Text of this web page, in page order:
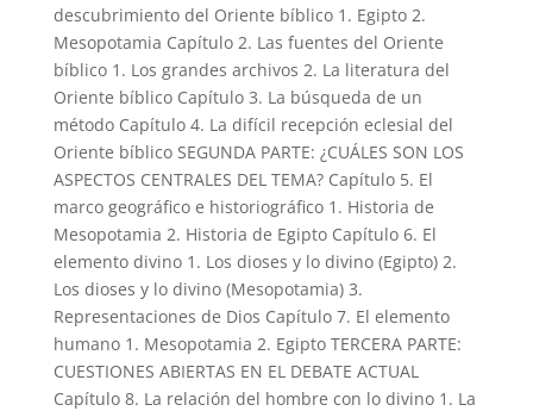
descubrimiento del Oriente bíblico 1. Egipto 2.
Mesopotamia Capítulo 2. Las fuentes del Oriente
bíblico 1. Los grandes archivos 2. La literatura del
Oriente bíblico Capítulo 3. La búsqueda de un
método Capítulo 4. La difícil recepción eclesial del
Oriente bíblico SEGUNDA PARTE: ¿CUÁLES SON LOS
ASPECTOS CENTRALES DEL TEMA? Capítulo 5. El
marco geográfico e historiográfico 1. Historia de
Mesopotamia 2. Historia de Egipto Capítulo 6. El
elemento divino 1. Los dioses y lo divino (Egipto) 2.
Los dioses y lo divino (Mesopotamia) 3.
Representaciones de Dios Capítulo 7. El elemento
humano 1. Mesopotamia 2. Egipto TERCERA PARTE:
CUESTIONES ABIERTAS EN EL DEBATE ACTUAL
Capítulo 8. La relación del hombre con lo divino 1. La